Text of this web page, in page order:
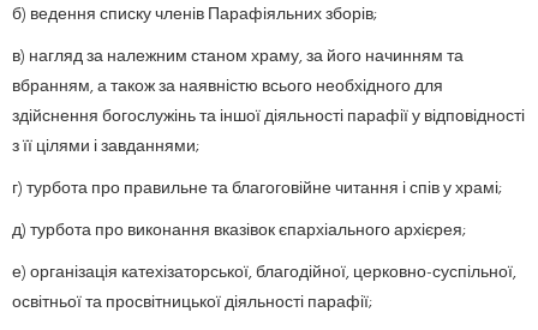
б) ведення списку членів Парафіяльних зборів;
в) нагляд за належним станом храму, за його начинням та
вбранням, а також за наявністю всього необхідного для
здійснення богослужінь та іншої діяльності парафії у відповідності
з її цілями і завданнями;
г) турбота про правильне та благоговійне читання і спів у храмі;
д) турбота про виконання вказівок єпархіального архієрея;
е) організація катехізаторської, благодійної, церковно-суспільної,
освітньої та просвітницької діяльності парафії;